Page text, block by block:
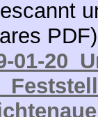
01-